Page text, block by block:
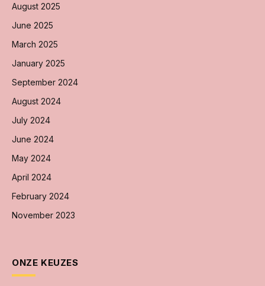
August 2025
June 2025
March 2025
January 2025
September 2024
August 2024
July 2024
June 2024
May 2024
April 2024
February 2024
November 2023
ONZE KEUZES